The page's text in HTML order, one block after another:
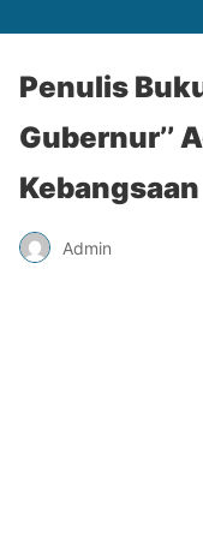
Penulis
Gubernur’’
Kebangsaan
Admin